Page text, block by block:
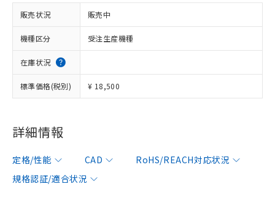
販売状況 販売中
機種区分 受注生産機種
在庫状況
標準価格(税別) ¥ 18,500
詳細情報
定格/性能 CAD
RoHS/REACH対応状況
規格認証/適合状況